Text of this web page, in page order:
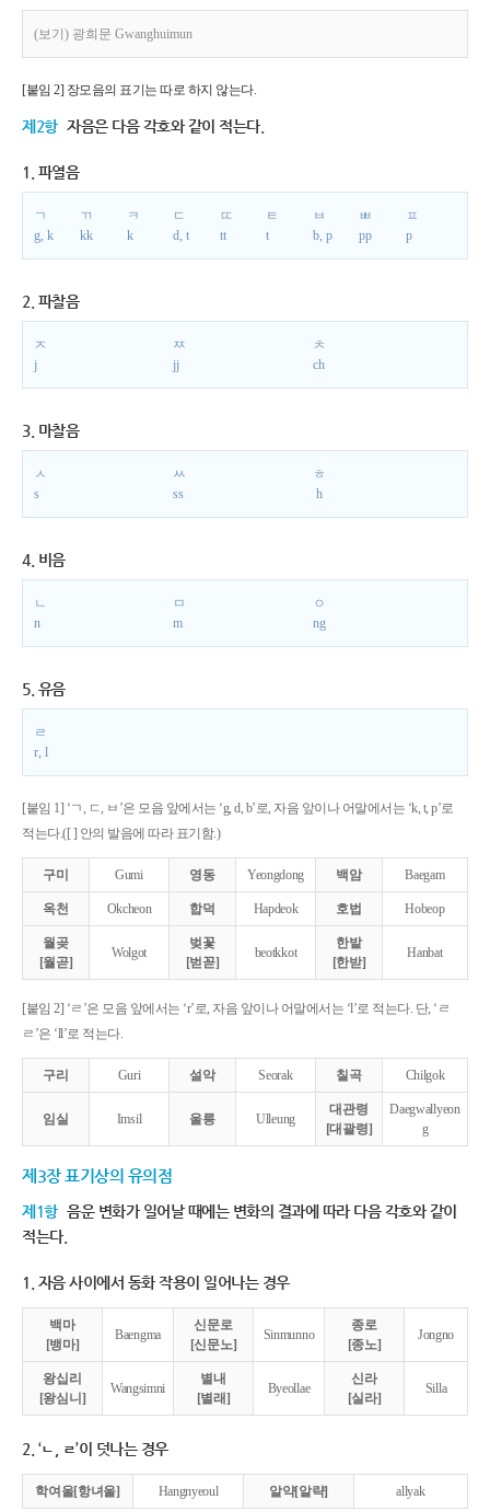
(보기) 광희문 Gwanghuimun
[붙임 2] 장모음의 표기는 따로 하지 않는다.
제2항 자음은 다음 각호와 같이 적는다.
1. 파열음
ㄱ
g, k
ㄲ
kk
ㅋ
k
ㄷ
d, t
ㄸ
tt
ㅌ
t
ㅂ
b, p
ㅃ
pp
ㅍ
p
2. 파찰음
ㅈ
j
ㅉ
jj
ㅊ
ch
3. 마찰음
ㅅ
s
ㅆ
ss
ㅎ
h
4. 비음
ㄴ
n
ㅁ
m
ㅇ
ng
5. 유음
ㄹ
r, l
[붙임 1] ‘ㄱ, ㄷ, ㅂ’은 모음 앞에서는 ‘g, d, b’로, 자음 앞이나 어말에서는 ‘k, t, p’로
적는다.([ ] 안의 발음에 따라 표기함.)
구미 Gumi 영동 Yeongdong 백암 Baegam
옥천 Okcheon 합덕 Hapdeok 호법 Hobeop
월곶
[월곧]
Wolgot
벚꽃
[벋꼳]
beotkkot
한밭
[한받]
Hanbat
[붙임 2] ‘ㄹ’은 모음 앞에서는 ‘r’로, 자음 앞이나 어말에서는 ‘l’로 적는다. 단, ‘ㄹ
ㄹ’은 ‘ll’로 적는다.
구리 Guri 설악 Seorak 칠곡 Chilgok
임실 Imsil 울릉 Ulleung
대관령
[대괄령]
Daegwallyeon
g
제3장 표기상의 유의점
제1항 음운 변화가 일어날 때에는 변화의 결과에 따라 다음 각호와 같이
적는다.
1. 자음 사이에서 동화 작용이 일어나는 경우
백마
[뱅마]
Baengma
신문로
[신문노]
Sinmunno
종로
[종노]
Jongno
왕십리
[왕심니]
Wangsimni
별내
[별래]
Byeollae
신라
[실라]
Silla
2. ‘ㄴ, ㄹ’이 덧나는 경우
학여울[항녀울] Hangnyeoul 알약[알략] allyak